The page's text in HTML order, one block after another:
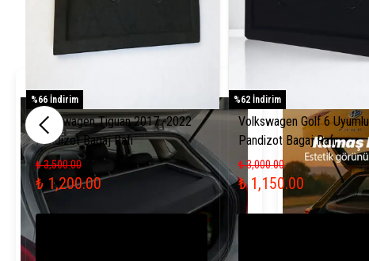
%66 İndirim
Volkswagen Tiguan 2017 -2022
Pandizot Bagaj Rafı
₺ 3,500.00
₺ 1,200.00
%62 İndirim
Volkswagen Golf 6 Uyumlu
Pandizot Bagaj Rafı
₺ 3,000.00
₺ 1,150.00